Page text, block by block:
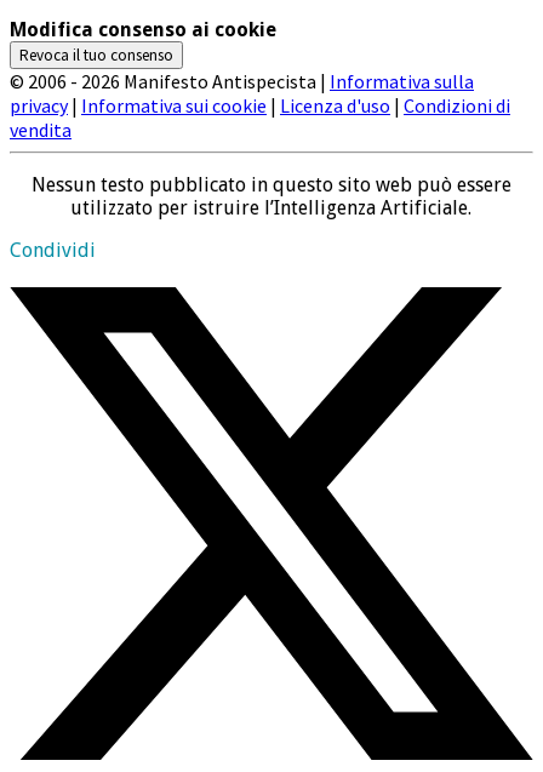
Modifica consenso ai cookie
Revoca il tuo consenso
© 2006 - 2026 Manifesto Antispecista | Informativa sulla
privacy| Informativa sui cookie | Licenza d'uso | Condizioni di
vendita
Nessun testo pubblicato in questo sito web può essere
utilizzato per istruire l’Intelligenza Artificiale.
Condividi